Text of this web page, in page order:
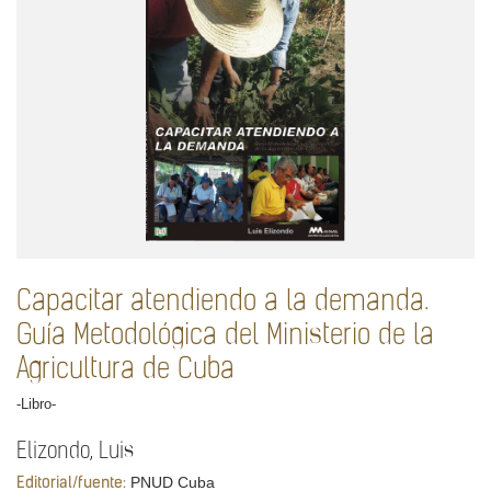
Capacitar atendiendo a la demanda.
Guía Metodológica del Ministerio de la
Agricultura de Cuba
-Libro-
Elizondo, Luis
Editorial/fuente: PNUD Cuba